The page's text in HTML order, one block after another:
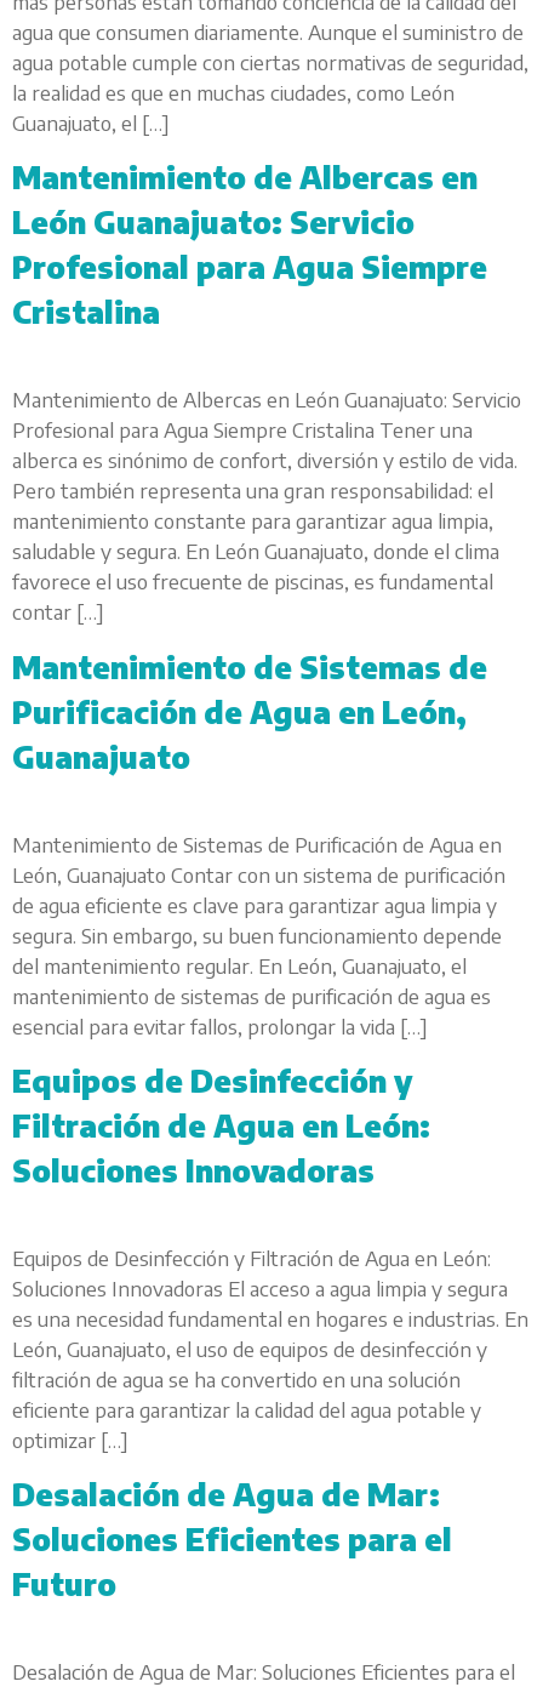
agua que consumen diariamente. Aunque el suministro de
agua potable cumple con ciertas normativas de seguridad,
la realidad es que en muchas ciudades, como León
Guanajuato, el […]
Mantenimiento de Albercas en
León Guanajuato: Servicio
Profesional para Agua Siempre
Cristalina
Mantenimiento de Albercas en León Guanajuato: Servicio
Profesional para Agua Siempre Cristalina Tener una
alberca es sinónimo de confort, diversión y estilo de vida.
Pero también representa una gran responsabilidad: el
mantenimiento constante para garantizar agua limpia,
saludable y segura. En León Guanajuato, donde el clima
favorece el uso frecuente de piscinas, es fundamental
contar […]
Mantenimiento de Sistemas de
Purificación de Agua en León,
Guanajuato
Mantenimiento de Sistemas de Purificación de Agua en
León, Guanajuato Contar con un sistema de purificación
de agua eficiente es clave para garantizar agua limpia y
segura. Sin embargo, su buen funcionamiento depende
del mantenimiento regular. En León, Guanajuato, el
mantenimiento de sistemas de purificación de agua es
esencial para evitar fallos, prolongar la vida […]
Equipos de Desinfección y
Filtración de Agua en León:
Soluciones Innovadoras
Equipos de Desinfección y Filtración de Agua en León:
Soluciones Innovadoras El acceso a agua limpia y segura
es una necesidad fundamental en hogares e industrias. En
León, Guanajuato, el uso de equipos de desinfección y
filtración de agua se ha convertido en una solución
eficiente para garantizar la calidad del agua potable y
optimizar […]
Desalación de Agua de Mar:
Soluciones Eficientes para el
Futuro
Desalación de Agua de Mar: Soluciones Eficientes para el